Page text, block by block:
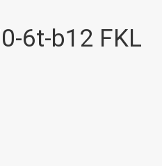
6t-b12 FKL